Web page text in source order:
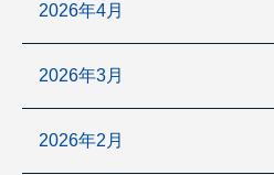
2026年4月
2026年3月
2026年2月